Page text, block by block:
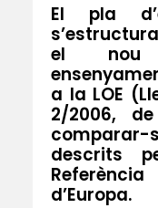
El pla
el nou
a la LOE
2/2006,
descrits
d’Europa.